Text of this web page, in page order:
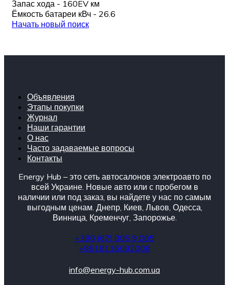
Запас хода - 160EV км
Ёмкость батареи кВч - 26.6
Начать новый поиск
Объявления
Этапы покупки
Журнал
Наши гарантии
О нас
Часто задаваемые вопросы
Контакты
Energy Hub – это сеть автосалонов электроавто по
всей Украине. Новые авто или с пробегом в
наличии или под заказ, вы найдете у нас по самым
выгодным ценам. Днепр, Киев, Львов, Одесса,
Винница, Кременчуг, Запорожье.
+380 (67) 005 9 005
+8618116092008
info@energy-hub.com.ua